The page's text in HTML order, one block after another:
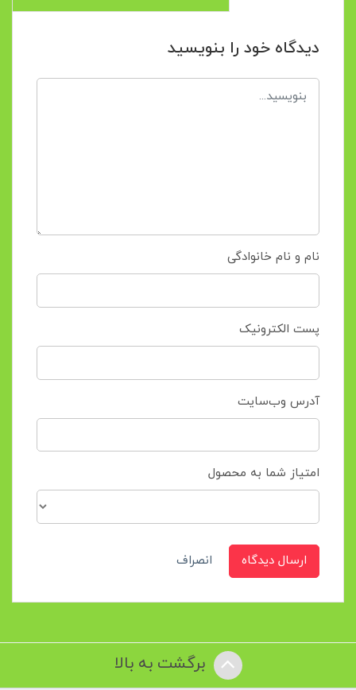
دیدگاه خود را بنویسید
نام و نام خانوادگی
پست الکترونیک
آدرس وب‌سایت
امتیاز شما به محصول
ارسال دیدگاه انصراف
برگشت به بالا